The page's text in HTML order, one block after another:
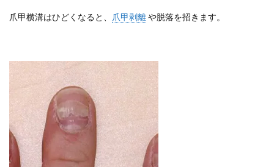
爪甲横溝はひどくなると、 爪甲剥離や脱落を招きます。